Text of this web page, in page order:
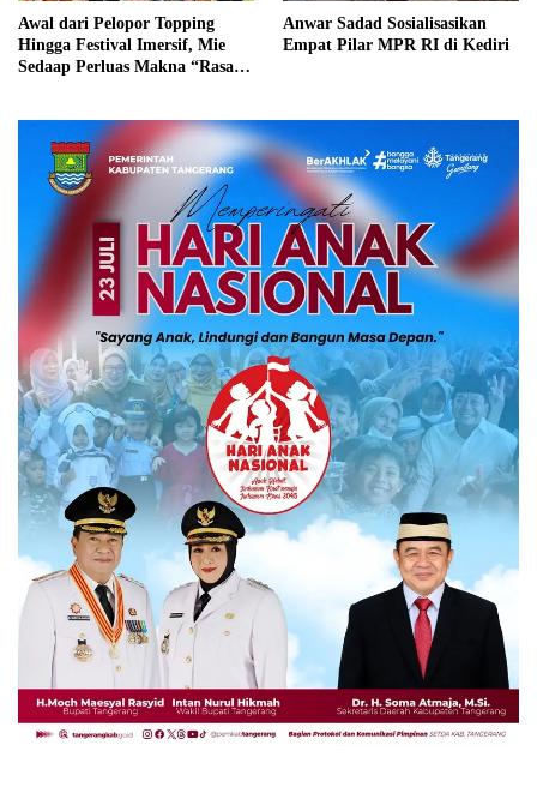
Awal dari Pelopor Topping
Hingga Festival Imersif, Mie
Sedaap Perluas Makna “Rasa”
Anwar Sadad Sosialisasikan
Empat Pilar MPR RI di Kediri